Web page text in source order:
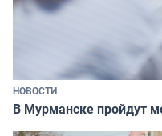
НОВОСТИ
В Мурманске пройдут